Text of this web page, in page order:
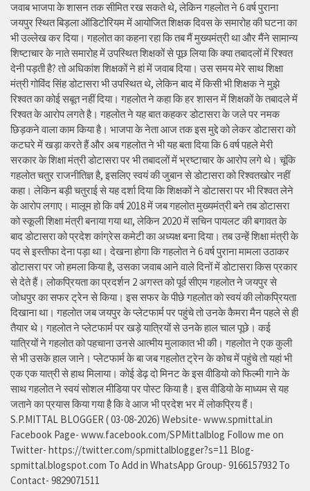
जवाब भाजपा के शासन तक सीमित रख सकते थे, लेकिन गहलोत ने 6 वर्ष पुराना
जयपुर स्थित बिड़ला ऑडिटोरियम में आयोजित शिक्षक दिवस के समारोह की घटना का
भी उल्लेख कर दिया। गहलोत का कहना रहा कि तब मैं मुख्यमंत्री था और मैंने सामान्य
शिष्टाचार के नाते समारोह में उपस्थित शिक्षकों से पूछ लिया कि क्या तबादलों में रिश्वत
देनी पड़ती है? तो अधिकांश शिक्षकों ने हां में जवाब दिया। उस समय मेरे साथ शिक्षा
मंत्री गोविंद सिंह डोटासरा भी उपस्थित थे, लेकिन बाद में किसी भी शिक्षक ने मुझे
रिश्वत का कोई सबूत नहीं दिया। गहलोत ने कहा कि हर शासन में शिक्षकों के तबादले में
रिश्वत के आरोप लगते है। गहलोत ने यह बात कहकर डोटासरा के जले पर नमक
छिड़कने वाला काम किया है। भाजपा के नेता आज तक इस मुद्दे को लेकर डोटासरा को
कटघरे में खड़ा करते हैं और अब गहलोत ने भी यह बता दिया कि 6 वर्ष पहले मेरी
सरकार के शिक्षा मंत्री डोटासरा पर भी तबादलों में भ्रष्टाचार के आरोप लगे थे। चूंकि
गहलोत चतुर राजनीतिज्ञ है, इसलिए स्वयं की जुबान से डोटासरा को रिश्वतखोर नहीं
कहा। लेकिन बड़ी चतुराई से यह दर्शा दिया कि शिक्षकों ने डोटासरा पर भी रिश्वत लेने
के आरोप लगाए। मालूम हो कि वर्ष 2018 में जब गहलोत मुख्यमंत्री बने तब डोटासरा
को स्कूली शिक्षा मंत्री बनाया गया था, लेकिन 2020 में सचिन पायलट की बगावत के
बाद डोटासरा को प्रदेश कांग्रेस कमेटी का अध्यक्ष बना दिया। तब उन्हें शिक्षा मंत्री के
पद से इस्तीफा देना पड़ा था। देखना होगा कि गहलोत ने 6 वर्ष पुराना मामला उठाकर
डोटासरा पर जो हमला किया है, उसका जवाब आने वाले दिनों में डोटासरा किस प्रकार
से देते हैं। लोकप्रियता का प्रदर्शन 2 अगस्त को पूर्व सीएम गहलोत ने जयपुर से
जोधपुर का सफर ट्रेन से किया। इस सफर के पीछे गहलोत को स्वयं की लोकप्रियता
दिखाना था। गहलोत जब जयपुर के प्लेटफार्म पर पहुंचे तो उनके कैमरा मैन पहले से ही
तैयार थे। गहलोत ने प्लेटफार्म पर खड़े यात्रियों से उनके हाल चाल पूछे। कई
यात्रियों ने गहलोत को पहचाना उनसे आत्मीय मुलाकात भी की। गहलोत ने एक कुली
से भी उसके हाल जाने। प्लेटफार्म के बा जब गहलोत ट्रेन के कोच में पहुंचे तो यहां भी
एक एक यात्री से हाथ मिलाया। कोई डेढ़ दो मिनट के इस वीडियो को फिल्मी गाने के
साथ गहलोत ने स्वयं सोशल मीडिया पर पोस्ट किया है। इस वीडियो के माध्यम से यह
जताने का प्रयास किया गया है कि वे आज भी प्रदेश भर में लोकप्रिय हैं।
S.P.MITTAL BLOGGER ( 03-08-2026) Website- www.spmittal.in
Facebook Page- www.facebook.com/SPMittalblog Follow me on
Twitter- https://twitter.com/spmittalblogger?s=11 Blog-
spmittal.blogspot.com To Add in WhatsApp Group- 9166157932 To
Contact- 9829071511